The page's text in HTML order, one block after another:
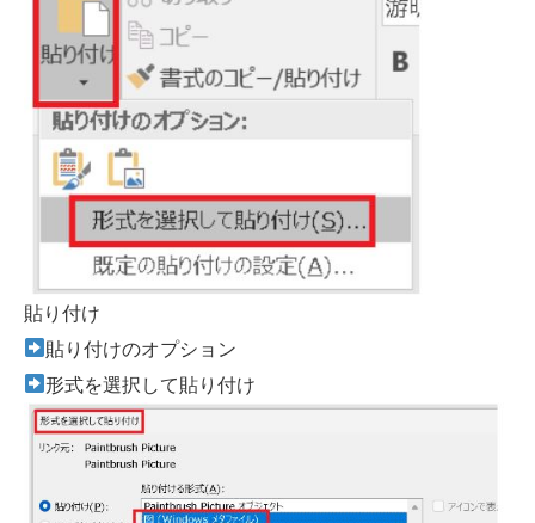
貼り付け
貼り付けのオプション
形式を選択して貼り付け